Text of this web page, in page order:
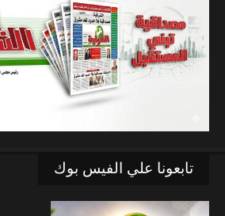
تابعونا علي الفيس بوك